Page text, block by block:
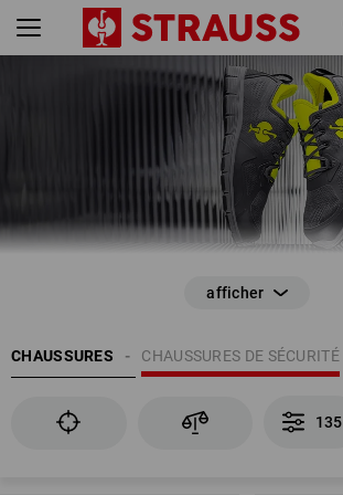
CHAUSSURES CHAUSSURES DE SÉCURITÉ
135
135